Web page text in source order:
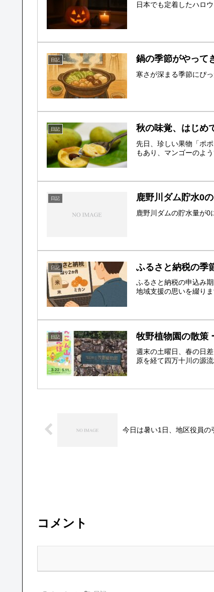
日本でも定着したハロ
日記 鍋の季節がやって
寒さが深まる季節にぴ
日記 秋の味覚、はじめ
先日、珍しい果物「ポ
もあり、マンゴーのよ
日記 鹿野川ダム貯水0
鹿野川ダムの貯水量が0
日記 ふるさと納税の季
ふるさと納税の申込み
地域支援の思いを綴りま
日記 牧野植物園の散策
週末の土曜日、春の日
原を経て四万十川の源
今日は暑い1日、地区役員の
コメント